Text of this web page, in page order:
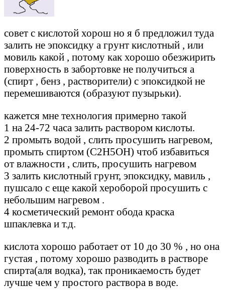
совет с кислотой хорош но я б предложил туда
залить не эпоксидку а грунт кислотный , или
мовиль какой , потому как хорошо обезжирить
поверхность в забортовке не получиться а
(спирт , бенз , растворители) с эпоксидкой не
перемешиваются (образуют пузырьки).
кажется мне технология примерно такой
1 на 24-72 часа залить раствором кислоты.
2 промыть водой , слить просушить нагревом,
промыть спиртом (С2Н5ОН) чтоб избавиться
от влажности , слить, просушить нагревом
3 залить кислотный грунт, эпоксидку, мавиль ,
пушсало с еще какой хероборой просушить с
небольшим нагревом .
4 косметический ремонт обода краска
шпаклевка и т.д.
кислота хорошо работает от 10 до 30 % , но она
густая , потому хорошо разводить в растворе
спирта(аля водка), так проникаемость будет
лучше чем у простого раствора в воде.